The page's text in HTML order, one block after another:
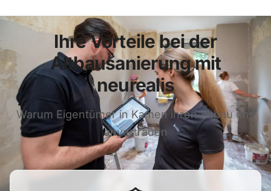
Ihre Vorteile bei der
Altbausanierung mit
neurealis
Warum Eigentümer in Kamen ihren Altbau uns
anvertrauen